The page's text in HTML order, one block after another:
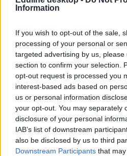
Information
If you wish to opt-out of the sale,
processing of your personal or
targeted advertising by us,
section to confirm your selection.
opt-out request is processed you
interest-based ads based on
us or personal information
your opt-out. You may separately
disclosure of your personal
IAB’s list of downstream
also be disclosed by us to third
Downstream Participants that
szaktanár által kidolgozott
hivatalos, szaktanár által
Tetszett a cikk? Kövess minket a
lemaradni a
érettségi 2014
történelem érettségi 2014
töri érettségi 2014
érettségi megoldások 2014